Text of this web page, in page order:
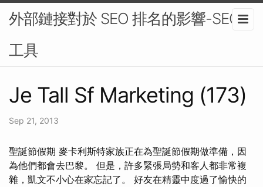
外部鏈接對於 SEO 排名的影響-SEO
工具
Je Tall Sf Marketing (173)
Sep 21, 2013
聖誕節假期 麥卡利斯特家族正在為聖誕節假期做準備，因
為他們都會去巴黎。 但是，許多緊張局勢和客人都非常複
雜，凱文不小心在家忘記了。 好友在精靈中度過了愉快的